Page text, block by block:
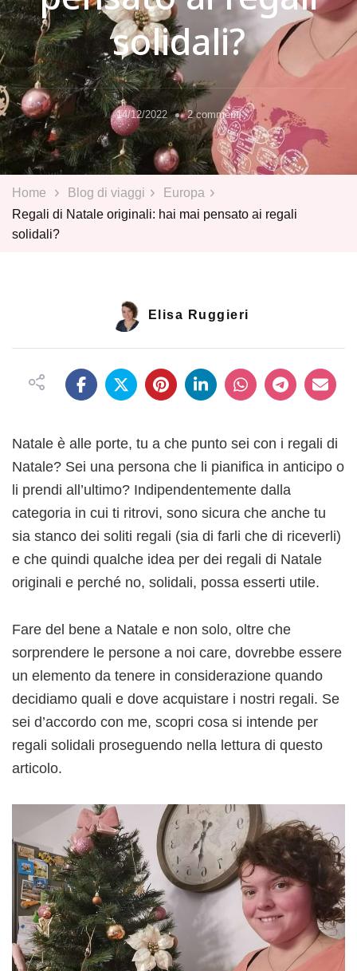
solidali?
14/12/2022 2 commentisu
Regali
di
Natale
mai
Home Blog di viaggi
Europa
Regali di Natale originali: hai mai pensato ai regali
solidali?
Elisa Ruggieri
Natale è alle porte, tu a che punto sei con i regali di
Natale? Sei una persona che li pianifica in anticipo o
li prendi all’ultimo? Indipendentemente dalla
categoria in cui ti ritrovi, sono sicura che anche tu
sia stanco dei soliti regali (sia di farli che di riceverli)
e che quindi qualche idea per dei regali di Natale
originali e perché no, solidali, possa esserti utile.
Fare del bene a Natale e non solo, oltre che
sorprendere le persone a noi care, dovrebbe essere
un elemento da tenere in considerazione quando
decidiamo quali e dove acquistare i nostri regali. Se
sei d’accordo con me, scopri cosa si intende per
regali solidali proseguendo nella lettura di questo
articolo.